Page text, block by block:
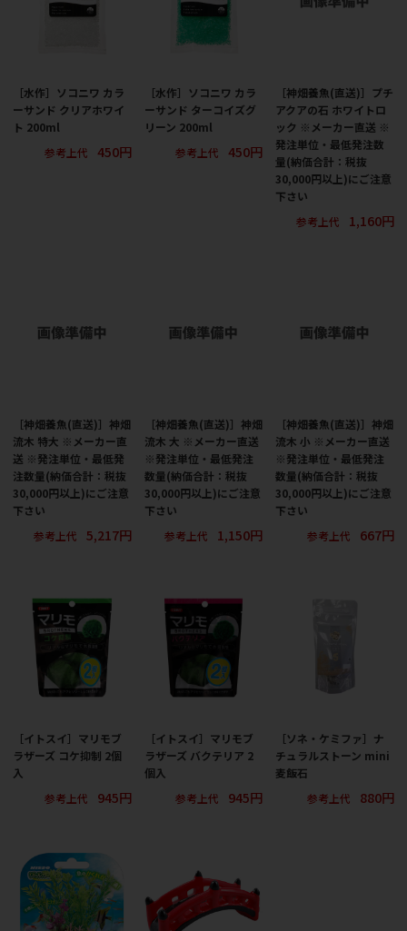
［水作］ソコニワ カラ
ーサンド クリアホワイ
ト 200ml
参考上代
450円
［水作］ソコニワ カラ
ーサンド ターコイズグ
リーン 200ml
参考上代
450円
［神畑養魚(直送)］プチ
アクアの石 ホワイトロ
ック ※メーカー直送 ※
発注単位・最低発注数
量(納価合計：税抜
30,000円以上)にご注意
下さい
参考上代
1,160円
［神畑養魚(直送)］神畑
流木 特大 ※メーカー直
送 ※発注単位・最低発
注数量(納価合計：税抜
30,000円以上)にご注意
下さい
参考上代
5,217円
［神畑養魚(直送)］神畑
流木 大 ※メーカー直送
※発注単位・最低発注
数量(納価合計：税抜
30,000円以上)にご注意
下さい
参考上代
1,150円
［神畑養魚(直送)］神畑
流木 小 ※メーカー直送
※発注単位・最低発注
数量(納価合計：税抜
30,000円以上)にご注意
下さい
参考上代
667円
［イトスイ］マリモブ
ラザーズ コケ抑制 2個
入
参考上代
945円
［イトスイ］マリモブ
ラザーズ バクテリア 2
個入
参考上代
945円
［ソネ・ケミファ］ナ
チュラルストーン mini
麦飯石
参考上代
880円